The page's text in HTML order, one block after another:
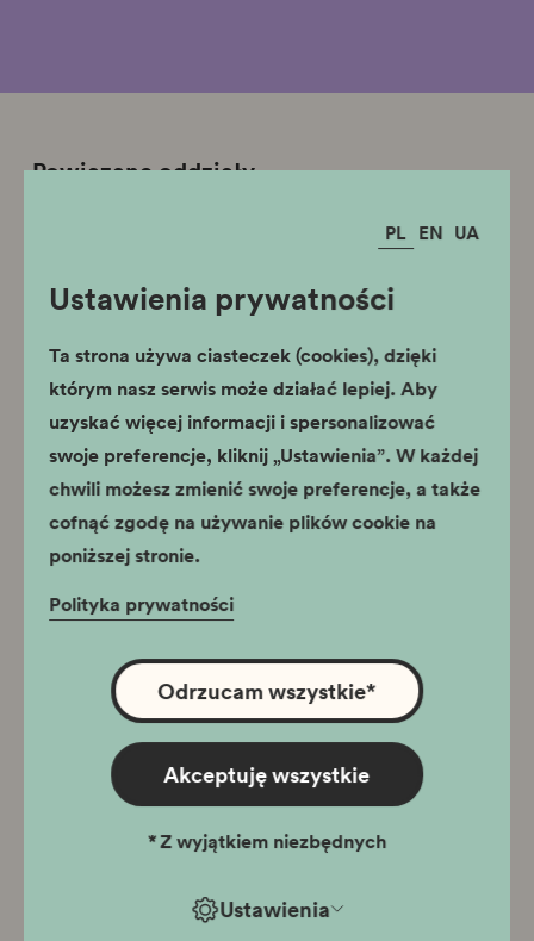
PL EN UA
Ustawienia prywatności
Ta strona używa ciasteczek (cookies), dzięki
którym nasz serwis może działać lepiej. Aby
uzyskać więcej informacji i spersonalizować
swoje preferencje, kliknij „Ustawienia”. W każdej
chwili możesz zmienić swoje preferencje, a także
cofnąć zgodę na używanie plików cookie na
poniższej stronie.
Polityka prywatności
Ustawienia
Odrzucam wszystkie*
Akceptuję wszystkie
*Z wyjątkiem niezbędnych
Powiązane oddziały
Godziny otwarcia
czwartek - niedziela
10:00 - 17:00
środa
11:00 - 19:00
Ostatnie wejście na wystawę jest pół godziny przed
26 grudnia wystawa "Hotel Forum" czynna w godzinach 10:00 -
Lokalizacja
ul. Bolesława Limanowskiego 51, 30-551 Kraków
12 39 68 101
podgorze@muzeumkrakowa.pl
Przejdź do strony oddziału